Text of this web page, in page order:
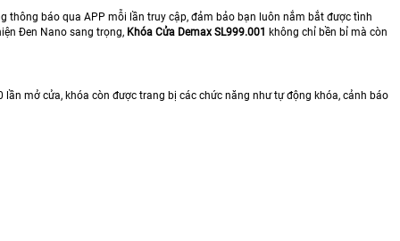
thông báo qua APP mỗi lần truy cập, đảm bảo bạn luôn nắm bắt được tình
Đen Nano sang trọng, Khóa Cửa Demax SL999.001 không chỉ bền bỉ mà còn
mở cửa, khóa còn được trang bị các chức năng như tự động khóa, cảnh báo